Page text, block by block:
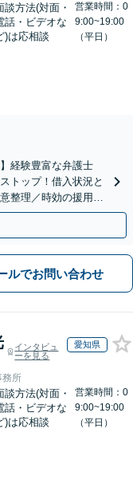
談方法(対面・
話・ビデオな
)は応相談
営業時間：0
9:00~19:00
（平日）
経験豊富な弁護士
トップ！借入状況と
整理／時効の援用に
】
ルでお問い合わせ
インタビュ
ーを見る
愛知県
務所
談方法(対面・
話・ビデオな
)は応相談
営業時間：0
9:00~19:00
（平日）